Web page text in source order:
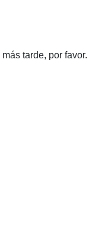
tarde, por favor.